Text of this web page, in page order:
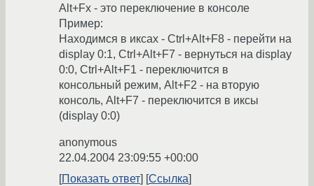
Alt+Fx - это переключение в консоле
Пример:
Находимся в иксах - Ctrl+Alt+F8 - перейти на
display 0:1, Ctrl+Alt+F7 - вернуться на display
0:0, Ctrl+Alt+F1 - переключится в
консольный режим, Alt+F2 - на вторую
консоль, Alt+F7 - переключится в иксы
(display 0:0)
anonymous
22.04.2004 23:09:55 +00:00
Показать ответ
Ссылка